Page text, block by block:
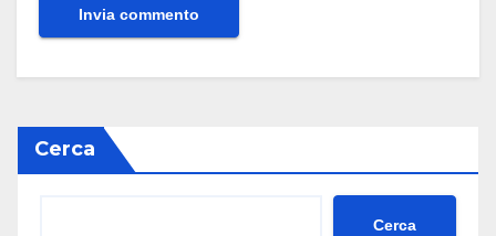
Cerca
Cerca